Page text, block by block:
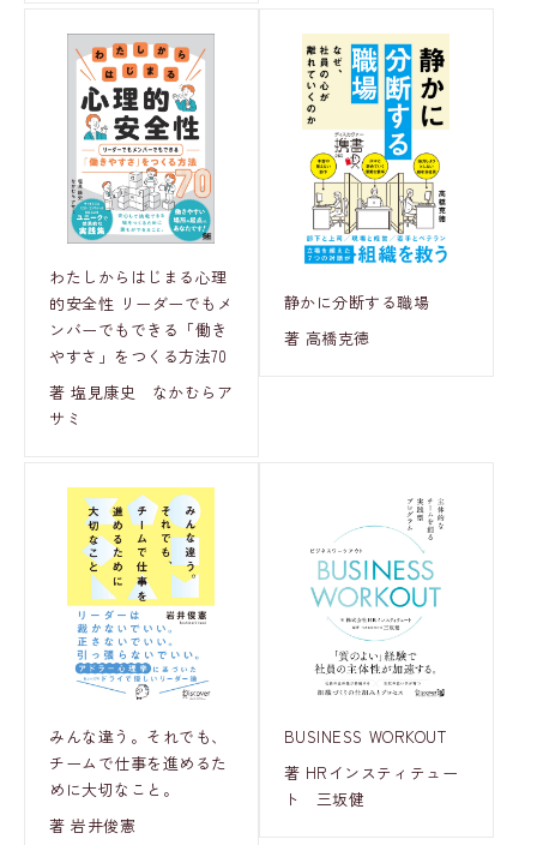
わたしからはじまる心理
的安全性 リーダーでもメ
ンバーでもできる「働き
やすさ」をつくる方法70
著 塩見康史 なかむらア
サミ
静かに分断する職場
著 高橋克徳
みんな違う。それでも、
チームで仕事を進めるた
めに大切なこと。
著 岩井俊憲
BUSINESS WORKOUT
著 HRインスティテュー
ト 三坂健